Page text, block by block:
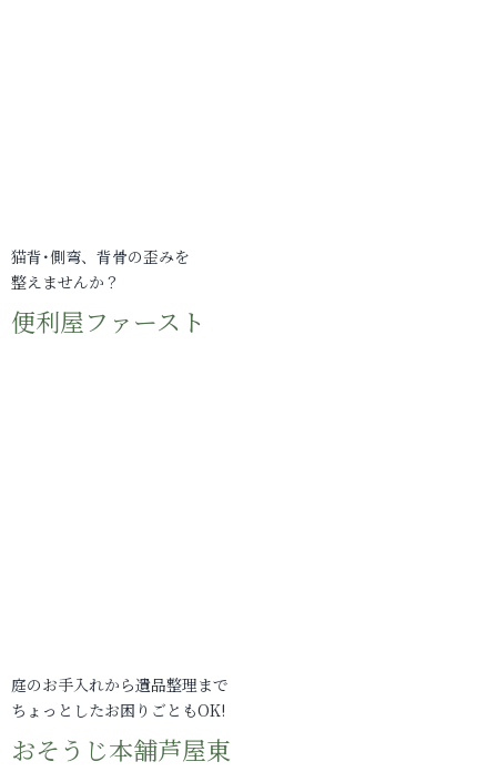
猫背･側弯、背骨の歪みを
整えませんか？
便利屋ファースト
庭のお手入れから遺品整理まで
ちょっとしたお困りごともOK!
おそうじ本舗芦屋東